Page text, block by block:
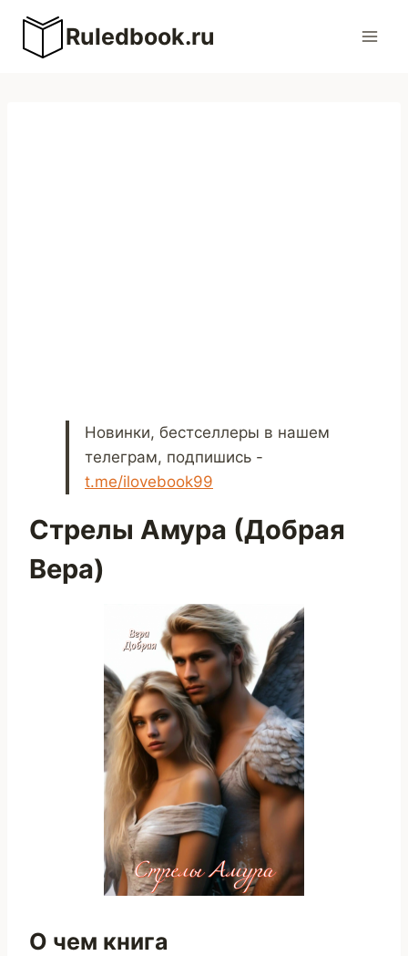
Перейти
содержимому
Ruledbook.ru
Новинки, бестселлеры в нашем
телеграм, подпишись -
t.me/ilovebook99
Стрелы Амура (Добрая
Вера)
О чем книга